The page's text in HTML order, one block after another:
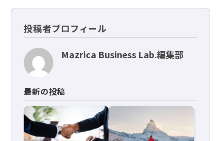
投稿者プロフィール
Mazrica Business Lab.編集部
最新の投稿